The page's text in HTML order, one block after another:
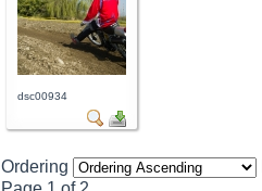
dsc00934
Ordering